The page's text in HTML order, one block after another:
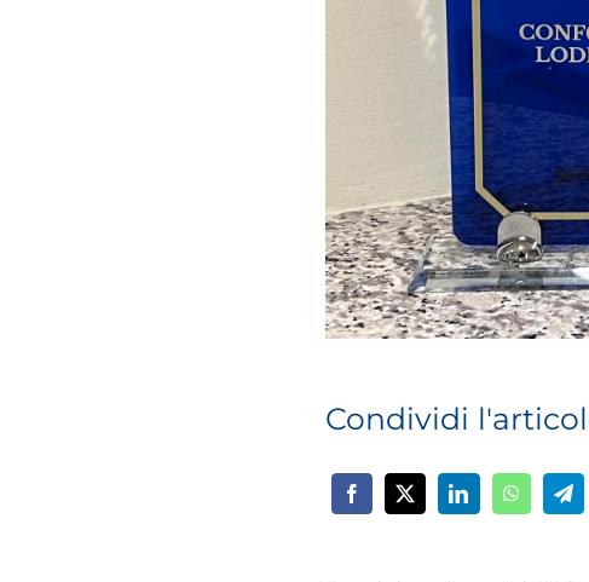
Condividi